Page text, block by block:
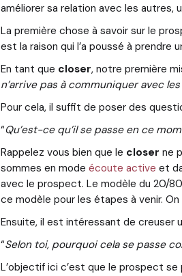
améliorer sa relation avec les
La première chose à savoir sur le
est la raison qui l’a poussé à prendre
En tant que closer, notre première
n’arrive pas à communiquer avec
Pour cela, il suffit de poser des
“Qu’est-ce qu’il se passe en ce
Rappelez vous bien que le closer ne
sommes en mode écoute active et
avec le prospect. Le modèle du 20/
ce modèle pour les étapes à venir.
Ensuite, il est intéressant de creuser
“Selon toi, pourquoi cela se passe
L’objectif ici c’est que le prospect